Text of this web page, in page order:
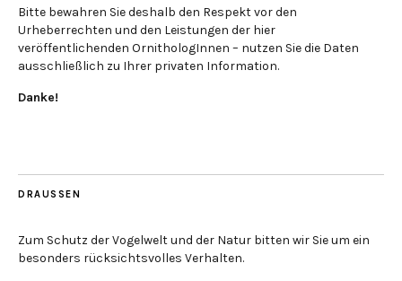
Bitte bewahren Sie deshalb den Respekt vor den
Urheberrechten und den Leistungen der hier
veröffentlichenden OrnithologInnen – nutzen Sie die Daten
ausschließlich zu Ihrer privaten Information.
Danke!
DRAUSSEN
Zum Schutz der Vogelwelt und der Natur bitten wir Sie um ein
besonders rücksichtsvolles Verhalten.